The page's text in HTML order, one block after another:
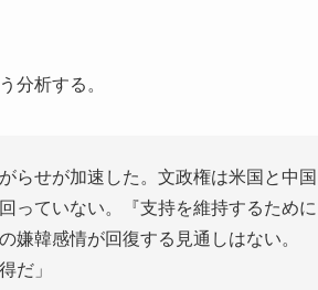
分析する。
らせが加速した。文政権は米国と中国
っていない。『支持を維持するために
嫌韓感情が回復する見通しはない。
だ」